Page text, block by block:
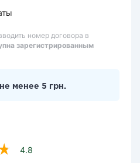
номер договора в
зарегистрированным
менее 5 грн.
4.8